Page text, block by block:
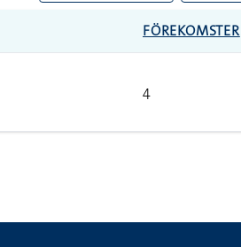
FÖREKOMSTER
4